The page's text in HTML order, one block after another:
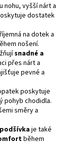
nohu, vyšší nárt a
dostatek
na dotek a
nošení.
snadné a
přes nárt a
pevné a
poskytuje
pohyb chodidla.
směry a
podšívkaje také
během